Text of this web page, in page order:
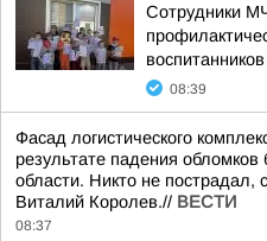
Сотрудники
08:39
Фасад логистического
результате падения обломков
области. Никто не пострадал,
Виталий Королев.// ВЕСТИ
08:37